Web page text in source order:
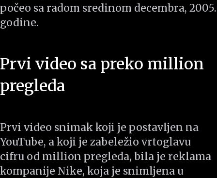
počeo sa radom sredinom decembra, 2005.
godine.
Prvi video sa preko million
pregleda
Prvi video snimak koji je postavljen na
YouTube, a koji je zabeležio vrtoglavu
cifru od million pregleda, bila je reklama
kompanije Nike, koja je snimljena u